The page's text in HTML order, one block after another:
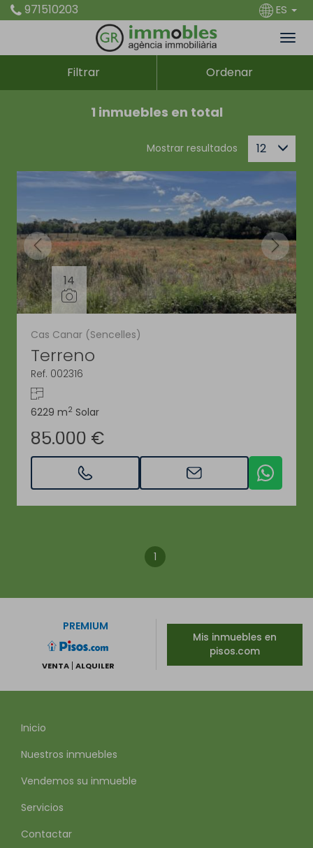
971510203 ES
Filtrar Ordenar
1 inmuebles en total
Mostrar resultados 12
14
Cas Canar (Sencelles)
Terreno
Ref. 002316
6229 m2 Solar
85.000 €
1
PREMIUM
VENTA ALQUILER
Mis inmuebles en
pisos.com
Inicio
Nuestros inmuebles
Vendemos su inmueble
Servicios
Contactar